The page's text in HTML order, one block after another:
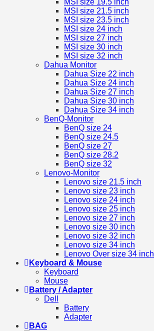
MSI size 19.5 inch
MSI size 21.5 inch
MSI size 23.5 inch
MSI size 24 inch
MSI size 27 inch
MSI size 30 inch
MSI size 32 inch
Dahua Monitor
Dahua Size 22 inch
Dahua Size 24 inch
Dahua Size 27 inch
Dahua Size 30 inch
Dahua Size 34 inch
BenQ-Monitor
BenQ size 24
BenQ size 24.5
BenQ size 27
BenQ size 28.2
BenQ size 32
Lenovo-Monitor
Lenovo size 21.5 inch
Lenovo size 23 inch
Lenovo size 24 inch
Lenovo size 25 inch
Lenovo size 27 inch
Lenovo size 30 inch
Lenovo size 32 inch
Lenovo size 34 inch
Lenovo Over size 34 inch
Keyboard & Mouse
Keyboard
Mouse
Battery / Adapter
Dell
Battery
Adapter
BAG